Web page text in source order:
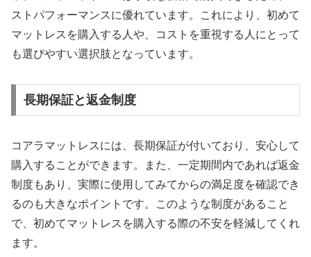
ストパフォーマンスに優れています。これにより、初めて
マットレスを購入する人や、コストを重視する人にとって
も選びやすい選択肢となっています。
長期保証と返金制度
コアラマットレスには、長期保証が付いており、安心して
購入することができます。また、一定期間内であれば返金
制度もあり、実際に使用してみてからの満足度を確認でき
るのも大きなポイントです。このような制度があること
で、初めてマットレスを購入する際の不安を軽減してくれ
ます。